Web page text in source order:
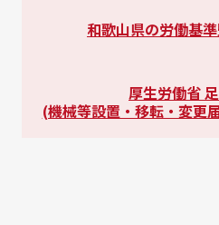
和歌山県の労働基
厚生労働省
(機械等設置・移転・変更